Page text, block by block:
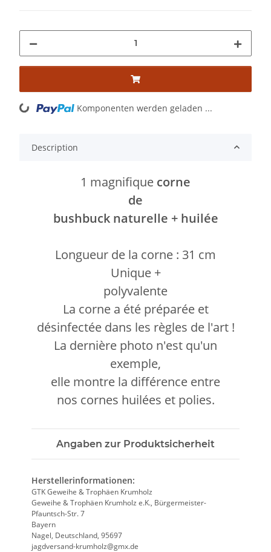
Loading... Komponenten werden geladen ...
Description
1 magnifique corne
de
bushbuck naturelle + huilée
Longueur de la corne : 31 cm
Unique +
polyvalente
La corne a été préparée et
désinfectée dans les règles de l'art !
La dernière photo n'est qu'un
exemple,
elle montre la différence entre
nos cornes huilées et polies.
Angaben zur Produktsicherheit
Herstellerinformationen:
GTK Geweihe & Trophäen Krumholz
Geweihe & Trophäen Krumholz e.K., Bürgermeister-
Pfauntsch-Str. 7
Bayern
Nagel, Deutschland, 95697
jagdversand-krumholz@gmx.de